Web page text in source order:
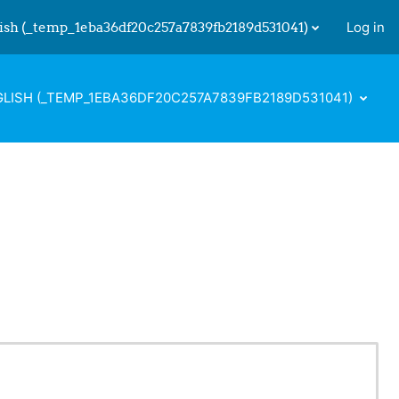
input
‎(_temp_1eba36df20c257a7839fb2189d531041)‎ Log in
‎(_TEMP_1EBA36DF20C257A7839FB2189D531041)‎